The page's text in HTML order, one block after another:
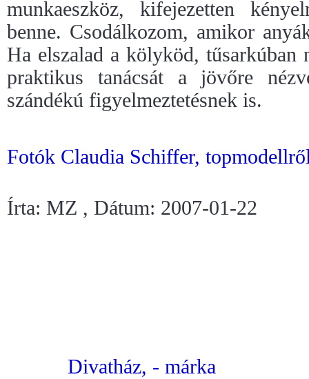
munkaeszköz, kifejezetten
benne. Csodálkozom, amikor
Ha elszalad a kölyköd, tűsarkúban
praktikus tanácsát a jövőre
szándékú figyelmeztetésnek is.
Fotók Claudia Schiffer,
Írta: MZ , Dátum: 2007-01-22
Divatház, - márka